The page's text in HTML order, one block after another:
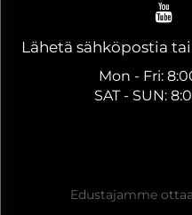
Lähetä sähköpostia
Mon - Fri:
SAT - SUN:
Edustajamme